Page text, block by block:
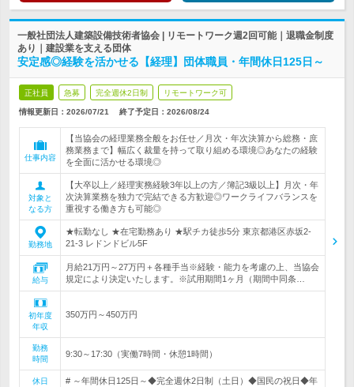
一般社団法人建築設備技術者協会 | リモートワーク週2回可能｜退職金制度
あり｜建設業を支える団体
安定感◎経験を活かせる【経理】団体職員・年間休日125日～
正社員 急募 完全週休2日制 リモートワーク可
情報更新日：2026/07/21 終了予定日： 2026/08/24
仕事内容
【当協会の経理業務全般をお任せ／月次・年次決算から総務・庶
務業務まで】幅広く裁量を持って取り組める環境◎あなたの経験
を全面に活かせる環境◎
対象と
なる方
【大卒以上／経理実務経験3年以上の方／簿記3級以上】月次・年
次決算業務を独力で完結できる方歓迎◎ワークライフバランスを
重視する働き方も可能◎
勤務地
★転勤なし ★在宅勤務あり ★駅チカ徒歩5分 東京都港区赤坂2-
21-3 レドンドビル5F
給与
月給21万円～27万円＋各種手当※経験・能力を考慮の上、当協会
規定により決定いたします。※試用期間1ヶ月（期間中同条…
初年度
年収
350万円～450万円
勤務
時間
9:30～17:30（実働7時間・休憩1時間）
休日
# ～年間休日125日～◆完全週休2日制（土日）◆国民の祝日◆年